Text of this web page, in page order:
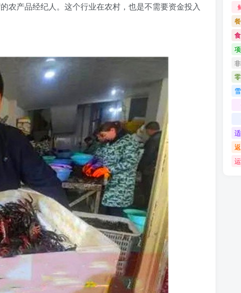
农产品经纪人。这个行业在农村，也是不需要资金投入